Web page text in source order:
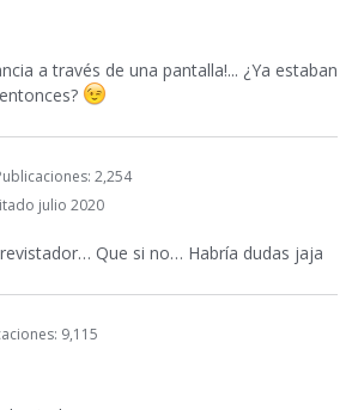
a través de una pantalla!... ¿Ya estaban
2,254
julio 2020
Que si no… Habría dudas jaja
9,115